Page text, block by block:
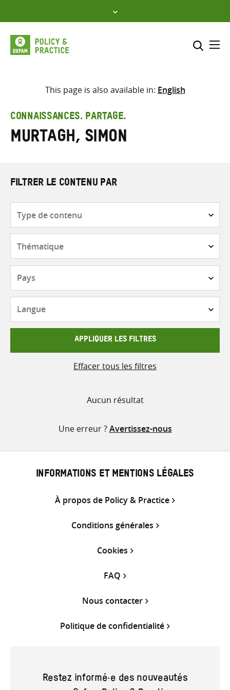
to
content
Sélectionner l’emplacement
Saisir
les
termes
This page is also available in: English
CONNAISSANCES. PARTAGE.
Murtagh, Simon
FILTRER LE CONTENU PAR
contenu
APPLIQUER LES FILTRES
Effacer tous les filtres
Aucun résultat
Une erreur ?Avertissez-nous
INFORMATIONS ET MENTIONS LÉGALES
À propos de Policy & Practice
Conditions générales
Cookies
FAQ
Nous contacter
Politique de confidentialité
Restez informé·e des nouveautés